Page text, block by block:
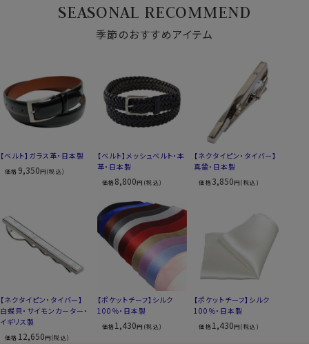
SEASONAL RECOMMEND
季節のおすすめアイテム
【ベルト】ガラス革・日本製
価格 9,350円(税込)
【ベルト】メッシュベルト・本
革・日本製
価格8,800円(税込)
【ネクタイピン・タイバー】
真鍮・日本製
価格3,850円(税込)
【ネクタイピン・タイバー】
白蝶貝・サイモンカーター・
イギリス製
価格 12,650円(税込)
【ポケットチーフ】シルク
100％・日本製
価格1,430円(税込)
【ポケットチーフ】シルク
100％・日本製
価格1,430円(税込)